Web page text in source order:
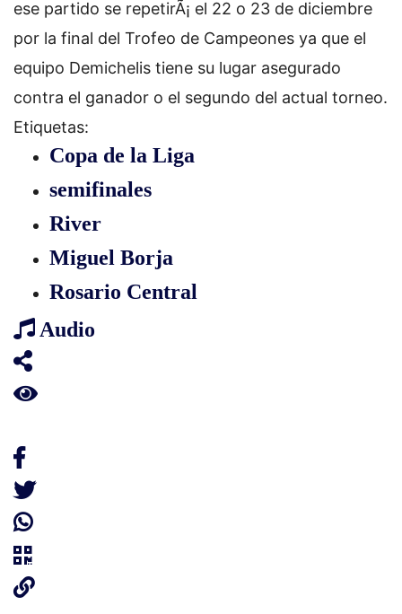
ese partido se repetirÃ¡ el 22 o 23 de diciembre
por la final del Trofeo de Campeones ya que el
equipo Demichelis tiene su lugar asegurado
contra el ganador o el segundo del actual torneo.
Etiquetas:
Copa de la Liga
semifinales
River
Miguel Borja
Rosario Central
Audio